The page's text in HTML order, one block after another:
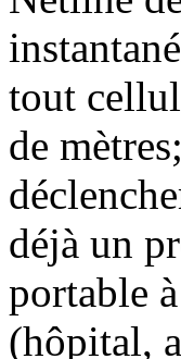
tout
de
déjà un
portable
(hôpital,